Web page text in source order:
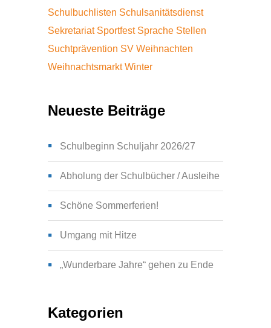
Schulbuchlisten Schulsanitätsdienst
Sekretariat Sportfest Sprache Stellen
Suchtprävention SV Weihnachten
Weihnachtsmarkt Winter
Neueste Beiträge
Schulbeginn Schuljahr 2026/27
Abholung der Schulbücher / Ausleihe
Schöne Sommerferien!
Umgang mit Hitze
„Wunderbare Jahre“ gehen zu Ende
Kategorien